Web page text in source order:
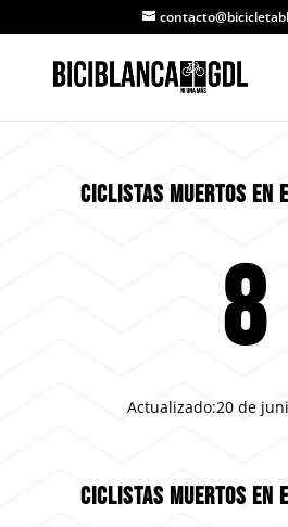
CICLISTAS MUERTOS
8
Actualizado:20 de
CICLISTAS MUERTOS